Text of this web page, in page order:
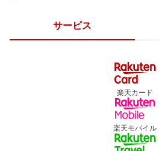
サービス
楽天カード
楽天モバイル